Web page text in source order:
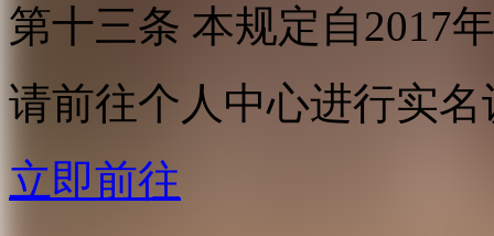
第十三条 本规定自2017
请前往个人中心进行实名
立即前往